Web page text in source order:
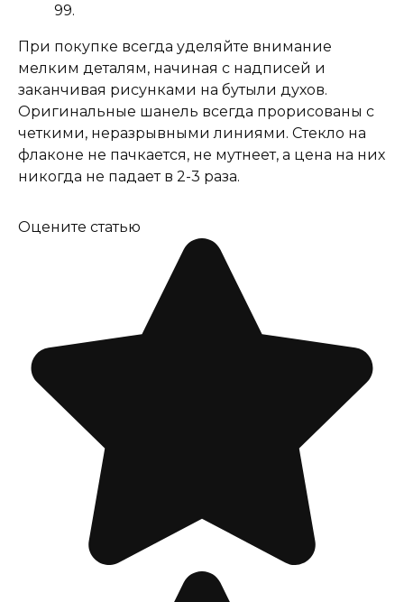
99.
При покупке всегда уделяйте внимание
мелким деталям, начиная с надписей и
заканчивая рисунками на бутыли духов.
Оригинальные шанель всегда прорисованы с
четкими, неразрывными линиями. Стекло на
флаконе не пачкается, не мутнеет, а цена на них
никогда не падает в 2-3 раза.
Оцените статью